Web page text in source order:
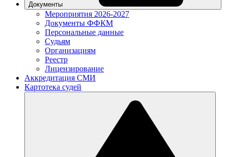
Документы
Мероприятия 2026-2027
Документы ФФКМ
Персональные данные
Судьям
Организациям
Реестр
Лицензирование
Аккредитация СМИ
Картотека судей